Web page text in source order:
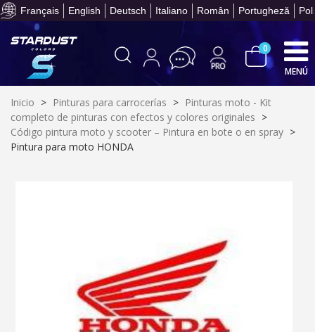
Français English Deutsch Italiano Român Portugheză
Paga en 4 plazos sin
Obtenga su presupuesto
Devuelve los
0
MENÚ
Inicio > Pinturas para carrocerías > Pinturas moto - Kit
completo de pinturas con efectos y colores originales >
Código pintura moto y scooter – Pintura en bote o en spray >
Pintura para moto HONDA